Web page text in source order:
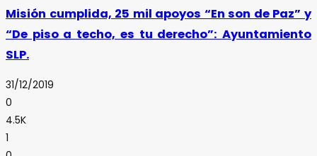
Misión cumplida, 25 mil apoyos “En son de Paz” y
“De piso a techo, es tu derecho”: Ayuntamiento
SLP.
31/12/2019
0
4.5K
1